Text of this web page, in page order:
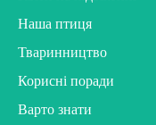
Наша птиця
Тваринництво
Корисні поради
Варто знати